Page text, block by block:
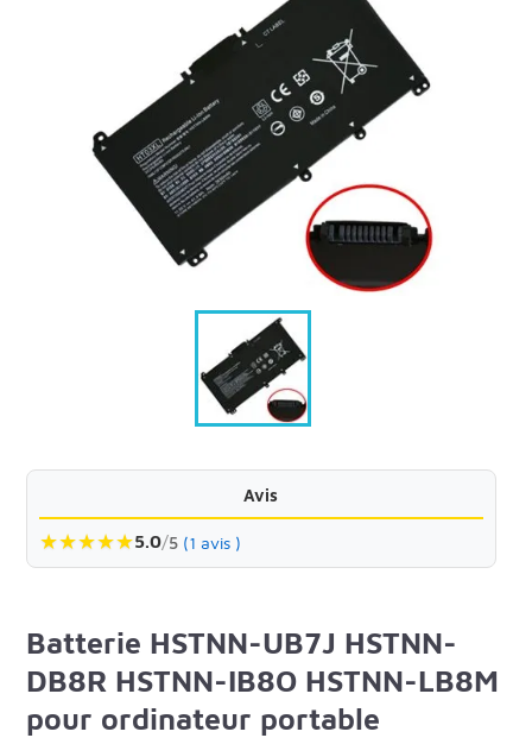
Avis
★★★★★5.0/5 (1 avis )
Batterie HSTNN-UB7J HSTNN-
DB8R HSTNN-IB8O HSTNN-LB8M
pour ordinateur portable